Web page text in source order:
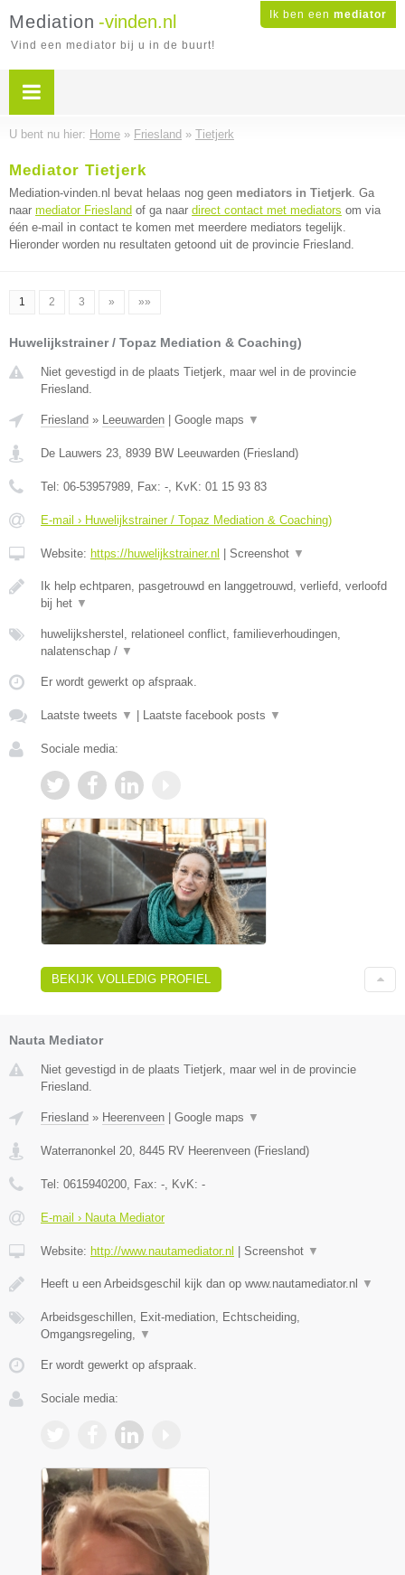
Ik ben een mediator
Mediation -vinden.nl
Vind een mediator bij u in de buurt!
U bent nu hier: Home » Friesland » Tietjerk
Mediator Tietjerk
Mediation-vinden.nl bevat helaas nog geen mediators in Tietjerk. Ga
naar mediator Friesland of ga naar direct contact met mediators om via
één e-mail in contact te komen met meerdere mediators tegelijk.
Hieronder worden nu resultaten getoond uit de provincie Friesland.
1 2 3 » »»
Huwelijkstrainer / Topaz Mediation & Coaching)
Niet gevestigd in de plaats Tietjerk, maar wel in de provincie
Friesland.
Friesland » Leeuwarden Google maps ▼
De Lauwers 23, 8939 BW Leeuwarden (Friesland)
Tel: 06-53957989, Fax: -, KvK: 01 15 93 83
E-mail › Huwelijkstrainer / Topaz Mediation & Coaching)
Website: https://huwelijkstrainer.nl Screenshot ▼
Ik help echtparen, pasgetrouwd en langgetrouwd, verliefd, verloofd
bij het ▼
huwelijksherstel, relationeel conflict, familieverhoudingen,
nalatenschap / ▼
Er wordt gewerkt op afspraak.
Laatste tweets ▼ Laatste facebook posts ▼
Sociale media:
BEKIJK VOLLEDIG PROFIEL
Nauta Mediator
Niet gevestigd in de plaats Tietjerk, maar wel in de provincie
Friesland.
Friesland » Heerenveen Google maps ▼
Waterranonkel 20 8445 RV Heerenveen (Friesland)
Tel: 0615940200 , Fax: - , KvK: -
E-mail › Nauta Mediator
Website: http://www.nautamediator.nl Screenshot ▼
Heeft u een Arbeidsgeschil kijk dan op www.nautamediator.nl ▼
Arbeidsgeschillen, Exit-mediation, Echtscheiding,
Omgangsregeling,
▼
Er wordt gewerkt op afspraak.
Sociale media: